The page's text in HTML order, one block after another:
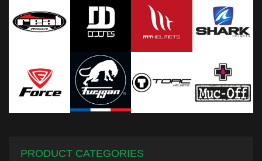
PRODUCT CATEGORIES